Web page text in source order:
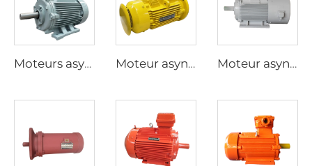
Moteurs asynchrones triphasés antidéflagrants à haute efficacité de la série YBX3 Moteur asynchrone triphasé antidéflagrant à basse tension de la série YBX4, à efficacité ultra-élevée Moteur asynchrone triphasé à régulation de vitesse par fréquence variable de la série YP